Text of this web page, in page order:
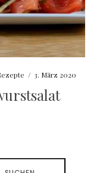
/ 3. März 2020